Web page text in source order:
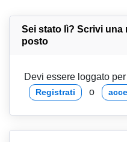
Sei stato lì? Scrivi
posto
Devi essere loggato
Registrati o